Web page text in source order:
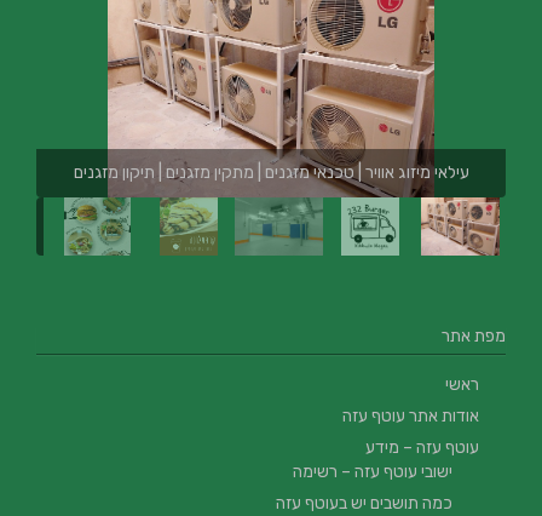
עילאי מיזוג אוויר | טכנאי מזגנים | מתקין מזגנים | תיקון מזגנים
מפת אתר
ראשי
אודות אתר עוטף עזה
עוטף עזה – מידע
ישובי עוטף עזה – רשימה
כמה תושבים יש בעוטף עזה